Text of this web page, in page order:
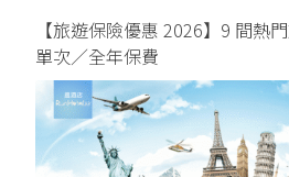
【旅遊保險優惠 2026】9 間熱
單次／全年保費